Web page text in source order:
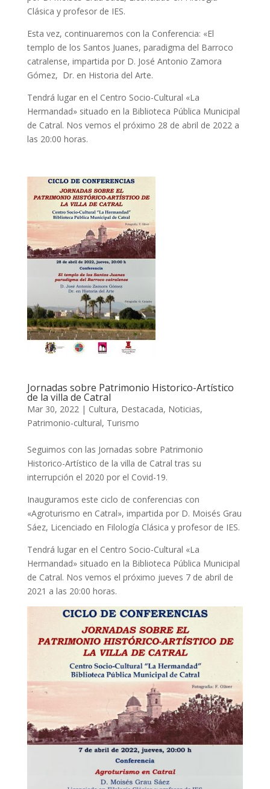
Clásica y profesor de IES.
Esta vez, continuaremos con la Conferencia: «El
templo de los Santos Juanes, paradigma del Barroco
catralense, impartida por D. José Antonio Zamora
Gómez, Dr. en Historia del Arte.
Tendrá lugar en el Centro Socio-Cultural «La
Hermandad» situado en la Biblioteca Pública Municipal
de Catral. Nos vemos el próximo 28 de abril de 2022 a
las 20:00 horas.
Jornadas sobre Patrimonio Historico-Artístico
de la villa de Catral
Mar 30, 2022| Cultura, Destacada, Noticias,
Patrimonio-cultural, Turismo
Seguimos con las Jornadas sobre Patrimonio
Historico-Artístico de la villa de Catral tras su
interrupción el 2020 por el Covid-19.
Inauguramos este ciclo de conferencias con
«Agroturismo en Catral», impartida por D. Moisés Grau
Sáez, Licenciado en Filología Clásica y profesor de IES.
Tendrá lugar en el Centro Socio-Cultural «La
Hermandad» situado en la Biblioteca Pública Municipal
de Catral. Nos vemos el próximo jueves 7 de abril de
2021 a las 20:00 horas.